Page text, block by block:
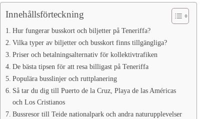
Innehållsförteckning
Hur fungerar busskort och biljetter på Teneriffa?
Vilka typer av biljetter och busskort finns tillgängliga?
Priser och betalningsalternativ för kollektivtrafiken
De bästa tipsen för att resa billigast på Teneriffa
Populära busslinjer och ruttplanering
Så tar du dig till Puerto de la Cruz, Playa de las Américas
och Los Cristianos
Bussresor till Teide nationalpark och andra naturupplevelser